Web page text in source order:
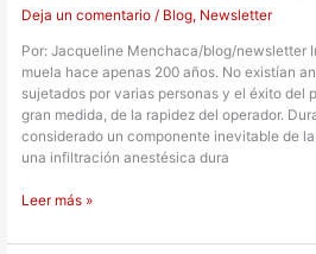
Deja un comentario / Blog, Newsletter
Por: Jacqueline Menchaca/blog/newsletter
muela hace apenas 200 años. No existían
sujetados por varias personas y el éxito del
gran medida, de la rapidez del operador.
considerado un componente inevitable de
una infiltración anestésica dura
Leer más »